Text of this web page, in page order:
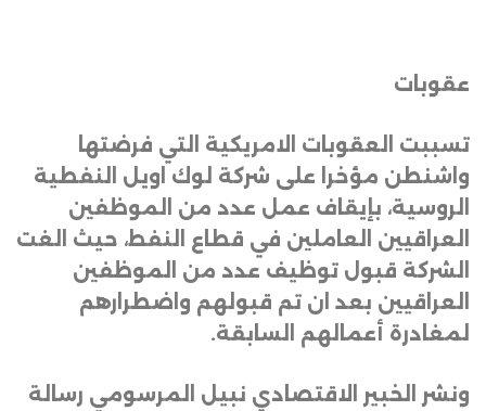
عقوبات
تسببت العقوبات الامريكية التي فرضتها
واشنطن مؤخرا على شركة لوك اويل النفطية
الروسية، بإيقاف عمل عدد من الموظفين
العراقيين العاملين في قطاع النفط، حيث الغت
الشركة قبول توظيف عدد من الموظفين
العراقيين بعد ان تم قبولهم واضطرارهم
لمغادرة أعمالهم السابقة.
ونشر الخبير الاقتصادي نبيل المرسومي رسالة